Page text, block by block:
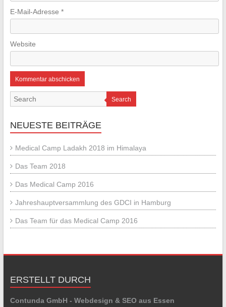
E-Mail-Adresse *
Website
Search
NEUESTE BEITRÄGE
Medical Camp Ladakh 2018 im Himalaya
Das Team 2018
Das Medical Camp 2016
Jahreshauptversammlung des GDCI in Hamburg
Das Team für das Medical Camp 2016
ERSTELLT DURCH
Contunda GmbH - Webdesign & SEO aus Essen